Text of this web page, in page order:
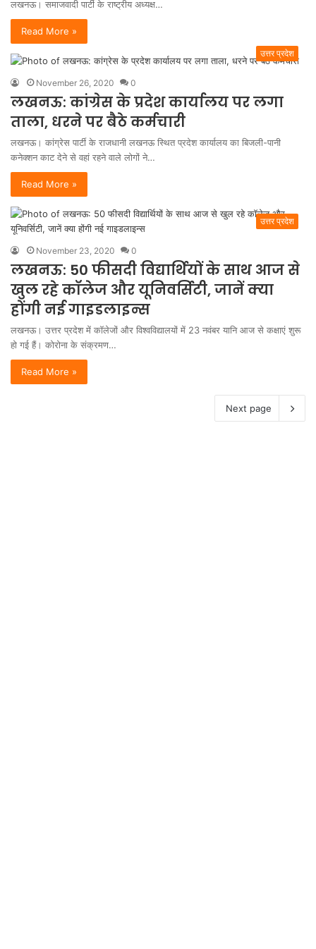
लखनऊ। समाजवादी पार्टी के राष्ट्रीय अध्यक्ष…
Read More »
उत्तर प्रदेश
November 26, 2020 0
लखनऊ: कांग्रेस के प्रदेश कार्यालय पर लगा
ताला, धरने पर बैठे कर्मचारी
लखनऊ। कांग्रेस पार्टी के राजधानी लखनऊ स्थित प्रदेश कार्यालय का बिजली-पानी
कनेक्शन काट देने से वहां रहने वाले लोगों ने…
Read More »
उत्तर प्रदेश
November 23, 2020 0
लखनऊ: 50 फीसदी विद्यार्थियों के साथ आज से
खुल रहे कॉलेज और यूनिवर्सिटी, जानें क्या
होंगी नई गाइडलाइन्स
लखनऊ। उत्तर प्रदेश में कॉलेजों और विश्वविद्यालयों में 23 नवंबर यानि आज से कक्षाएं शुरू
हो गई हैं। कोरोना के संक्रमण…
Read More »
Next page